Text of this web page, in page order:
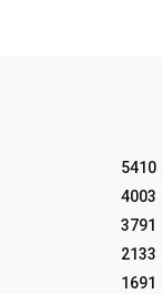
5410
4003
3791
2133
1691